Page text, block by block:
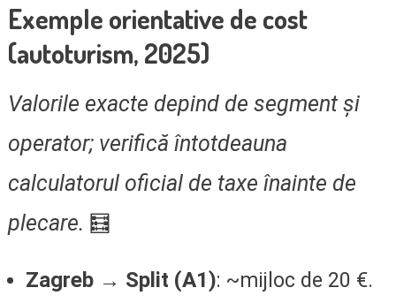
Exemple orientative de cost
(autoturism, 2025)
Valorile exacte depind de segment și
operator; verifică întotdeauna
calculatorul oficial de taxe înainte de
plecare. 🧮
Zagreb → Split (A1): ~mijloc de 20 €.